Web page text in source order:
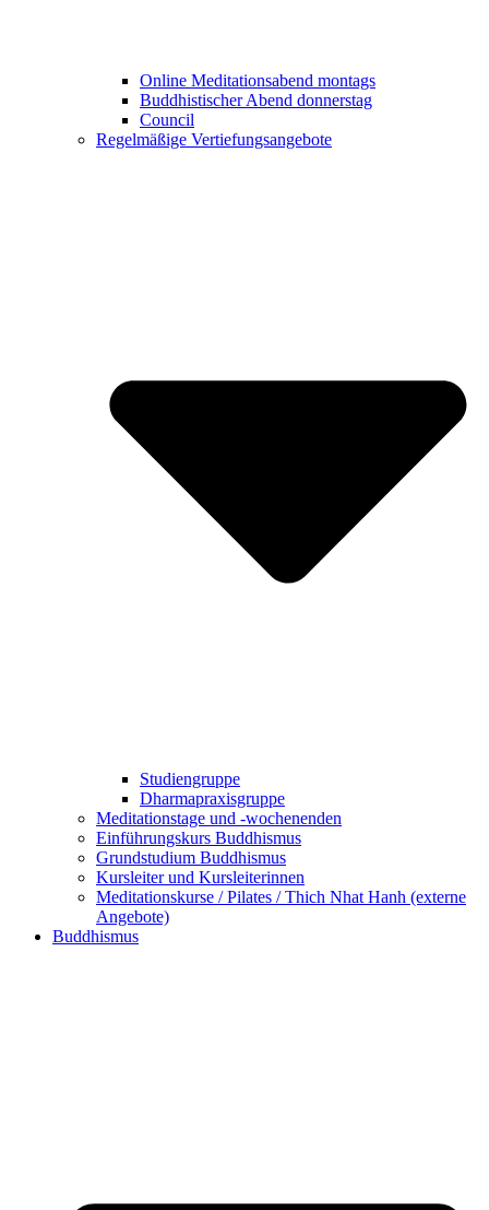
Online Meditationsabend montags
Buddhistischer Abend donnerstag
Council
Regelmäßige Vertiefungsangebote
Studiengruppe
Dharmapraxisgruppe
Meditationstage und -wochenenden
Einführungskurs Buddhismus
Grundstudium Buddhismus
Kursleiter und Kursleiterinnen
Meditationskurse / Pilates / Thich Nhat Hanh (externe
Angebote)
Buddhismus